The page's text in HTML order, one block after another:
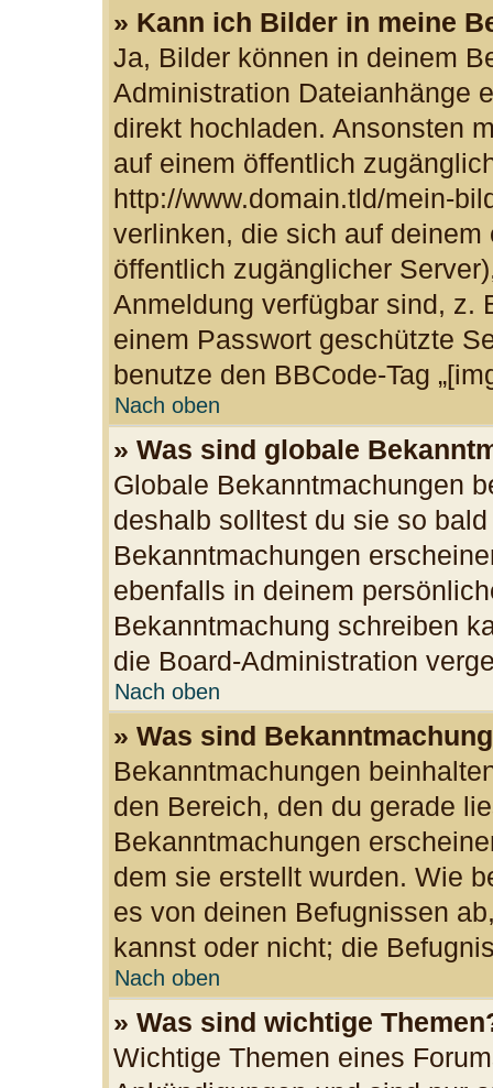
» Kann ich Bilder in meine
Ja, Bilder können in deinem
Administration Dateianhänge
direkt hochladen. Ansonsten
auf einem öffentlich
http://www.domain.tld/mein-
verlinken, die sich auf
öffentlich zugänglicher
Anmeldung verfügbar sind, z.
einem Passwort geschützte
benutze den BBCode-Tag
Nach oben
» Was sind globale
Globale Bekanntmachungen
deshalb solltest du sie so
Bekanntmachungen
ebenfalls in deinem
Bekanntmachung schreiben
die Board-Administration
Nach oben
» Was sind
Bekanntmachungen
den Bereich, den du gerade
Bekanntmachungen
dem sie erstellt wurden. Wie
es von deinen Befugnissen
kannst oder nicht; die
Nach oben
» Was sind wichtige
Wichtige Themen eines